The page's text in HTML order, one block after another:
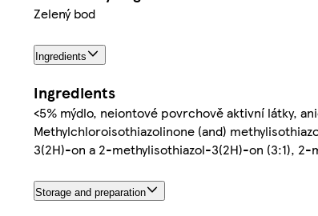
Zelený bod
Ingredients
Ingredients
<5% mýdlo, neiontové povrchově aktivní látky,
Methylchloroisothiazolinone (and)
3(2H)-on a 2-methylisothiazol-3(2H)-on (3:1),
Storage and preparation